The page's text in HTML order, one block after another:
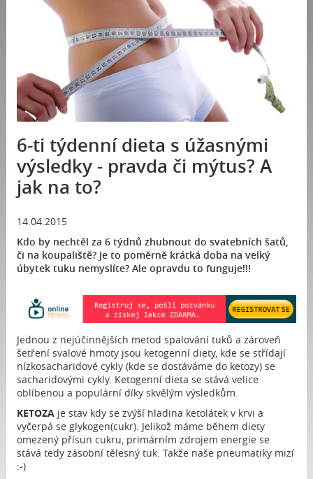
6-ti týdenní dieta s úžasnými
výsledky - pravda či mýtus? A
jak na to?
14.04.2015
Kdo by nechtěl za 6 týdnů zhubnout do svatebních šatů,
či na koupaliště? Je to poměrně krátká doba na velký
úbytek tuku nemyslíte? Ale opravdu to funguje!!!
Jednou z nejúčinnějších metod spalování tuků a zároveň
šetření svalové hmoty jsou ketogenní diety, kde se střídají
nízkosacharidové cykly (kde se dostáváme do ketozy) se
sacharidovými cykly. Ketogenní dieta se stává velice
oblíbenou a populární díky skvělým výsledkům.
KETOZAje stav kdy se zvýší hladina ketolátek v krvi a
vyčerpá se glykogen(cukr). Jelikož máme během diety
omezený přísun cukru, primárním zdrojem energie se
stává tedy zásobní tělesný tuk. Takže naše pneumatiky mizí
:-)